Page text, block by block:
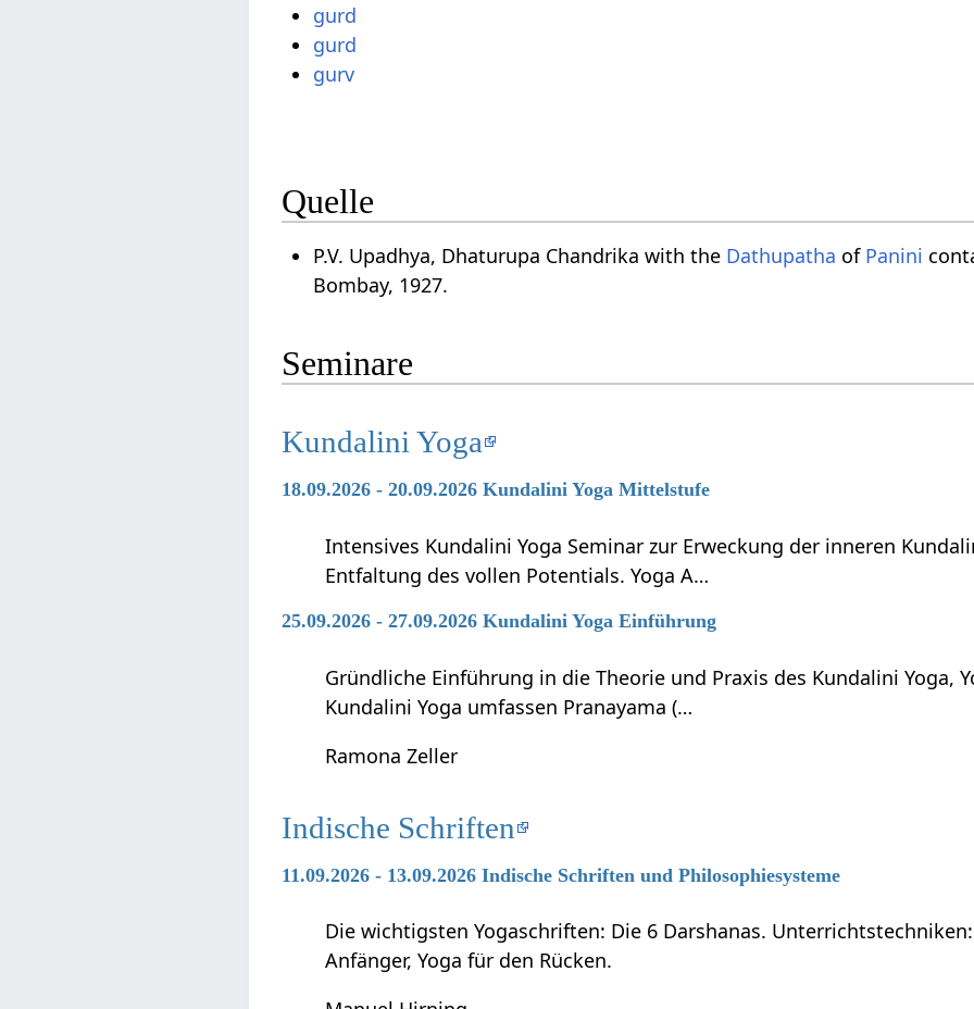
gurd
gurd
gurv
Quelle
P.V. Upadhya, Dhaturupa Chandrika with the Dathupatha of Panini
Bombay, 1927.
Seminare
Kundalini Yoga
18.09.2026 - 20.09.2026 Kundalini Yoga Mittelstufe
Intensives Kundalini Yoga Seminar zur Erweckung der inneren
Entfaltung des vollen Potentials. Yoga A…
25.09.2026 - 27.09.2026 Kundalini Yoga Einführung
Gründliche Einführung in die Theorie und Praxis des Kundalini Yoga,
Kundalini Yoga umfassen Pranayama (…
Ramona Zeller
Indische Schriften
11.09.2026 - 13.09.2026 Indische Schriften und Philosophiesysteme
Die wichtigsten Yogaschriften: Die 6 Darshanas.
Anfänger, Yoga für den Rücken.